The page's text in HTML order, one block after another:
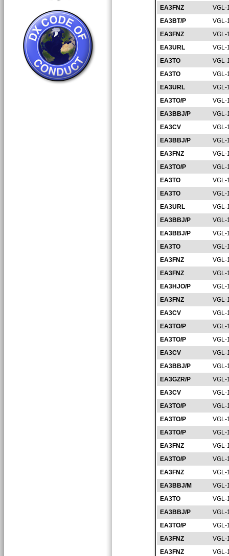
EA3FNZ
VGL-
EA3BT/P
VGL-
EA3FNZ
VGL-
EA3URL
VGL-
EA3TO
VGL-
EA3TO
VGL-
EA3URL
VGL-
EA3TO/P
VGL-
EA3BBJ/P
VGL-
EA3CV
VGL-
EA3BBJ/P
VGL-
EA3FNZ
VGL-
EA3TO/P
VGL-
EA3TO
VGL-
EA3TO
VGL-
EA3URL
VGL-
EA3BBJ/P
VGL-
EA3BBJ/P
VGL-
EA3TO
VGL-
EA3FNZ
VGL-
EA3FNZ
VGL-
EA3HJO/P
VGL-
EA3FNZ
VGL-
EA3CV
VGL-
EA3TO/P
VGL-
EA3TO/P
VGL-
EA3CV
VGL-
EA3BBJ/P
VGL-
EA3GZR/P
VGL-
EA3CV
VGL-
EA3TO/P
VGL-
EA3TO/P
VGL-
EA3TO/P
VGL-
EA3FNZ
VGL-
EA3TO/P
VGL-
EA3FNZ
VGL-
EA3BBJ/M
VGL-
EA3TO
VGL-
EA3BBJ/P
VGL-
EA3TO/P
VGL-
EA3FNZ
VGL-
EA3FNZ
VGL-